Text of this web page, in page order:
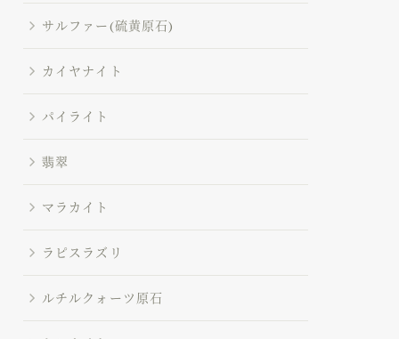
サルファー(硫黄原石)
カイヤナイト
パイライト
翡翠
マラカイト
ラピスラズリ
ルチルクォーツ原石